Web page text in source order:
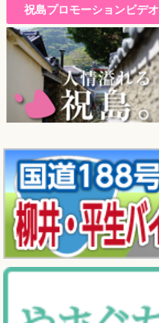
祝島プロモーションビデオ